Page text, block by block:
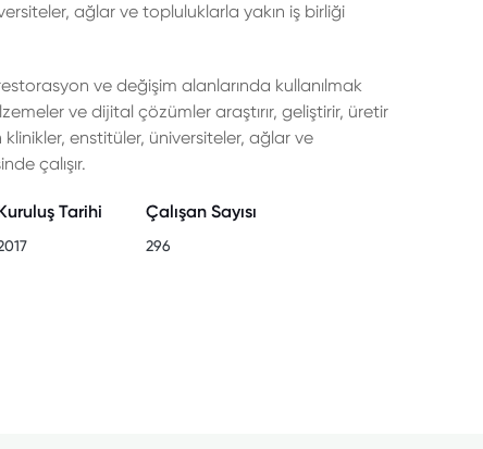
ağlar ve topluluklarla yakın iş birliği
ve değişim alanlarında kullanılmak
ve dijital çözümler araştırır, geliştirir, üretir
enstitüler, üniversiteler, ağlar ve
çalışır.
Tarihi Çalışan Sayısı
296